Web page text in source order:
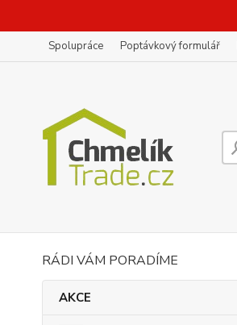
Spolupráce Poptávkový formulář
RÁDI VÁM PORADÍME
AKCE